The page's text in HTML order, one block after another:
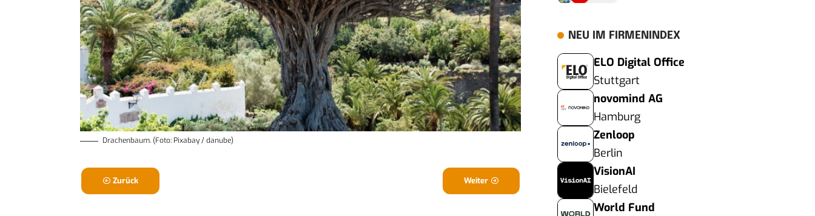
Drachenbaum. (Foto: Pixabay / danube)
Zurück Weiter
NEU IM FIRMENINDEX
ELO Digital Office
Stuttgart
novomind AG
Hamburg
Zenloop
Berlin
VisionAI
Bielefeld
World Fund